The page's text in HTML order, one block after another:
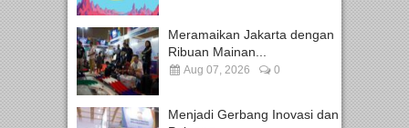
Meramaikan Jakarta dengan
Ribuan Mainan...
Aug 07, 2026 0
Menjadi Gerbang Inovasi dan